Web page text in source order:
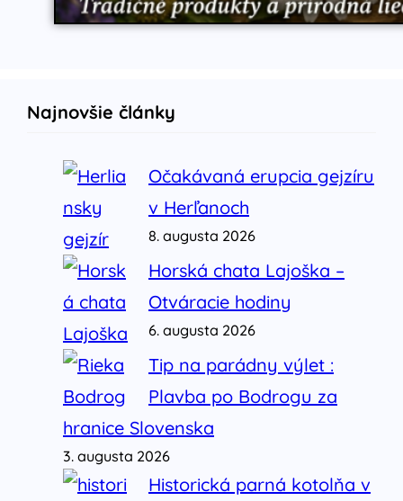
Najnovšie články
Očakávaná erupcia gejzíru
v Herľanoch
8. augusta 2026
Horská chata Lajoška –
Otváracie hodiny
6. augusta 2026
Tip na parádny výlet :
Plavba po Bodrogu za
hranice Slovenska
3. augusta 2026
Historická parná kotolňa v